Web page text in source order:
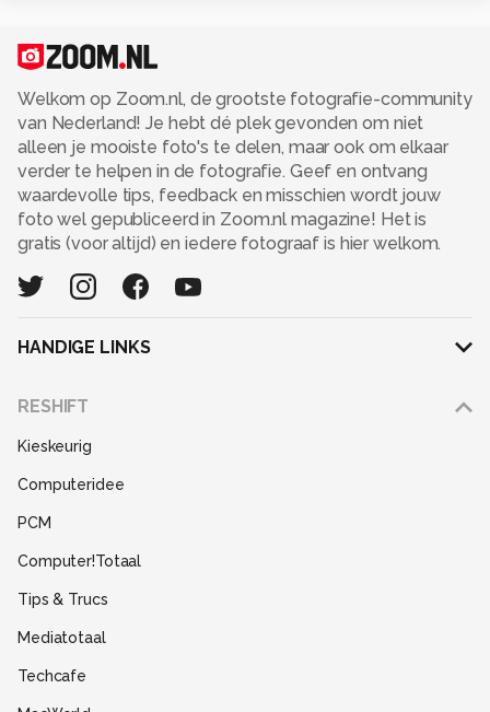
Welkom op Zoom.nl, de grootste fotografie-community
van Nederland! Je hebt dé plek gevonden om niet
alleen je mooiste foto's te delen, maar ook om elkaar
verder te helpen in de fotografie. Geef en ontvang
waardevolle tips, feedback en misschien wordt jouw
foto wel gepubliceerd in Zoom.nl magazine! Het is
gratis (voor altijd) en iedere fotograaf is hier welkom.
HANDIGE LINKS
RESHIFT
Kieskeurig
Computeridee
PCM
Computer!Totaal
Tips & Trucs
Mediatotaal
Techcafe